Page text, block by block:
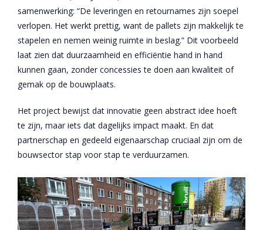
samenwerking: “De leveringen en retournames zijn soepel
verlopen. Het werkt prettig, want de pallets zijn makkelijk te
stapelen en nemen weinig ruimte in beslag.” Dit voorbeeld
laat zien dat duurzaamheid en efficiëntie hand in hand
kunnen gaan, zonder concessies te doen aan kwaliteit of
gemak op de bouwplaats.
Het project bewijst dat innovatie geen abstract idee hoeft
te zijn, maar iets dat dagelijks impact maakt. En dat
partnerschap en gedeeld eigenaarschap cruciaal zijn om de
bouwsector stap voor stap te verduurzamen.